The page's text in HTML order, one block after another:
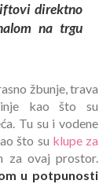
direktno
na trgu
žbunje, trava
kao što su
Tu su i vodene
što su klupe za
za ovaj prostor.
u potpunosti